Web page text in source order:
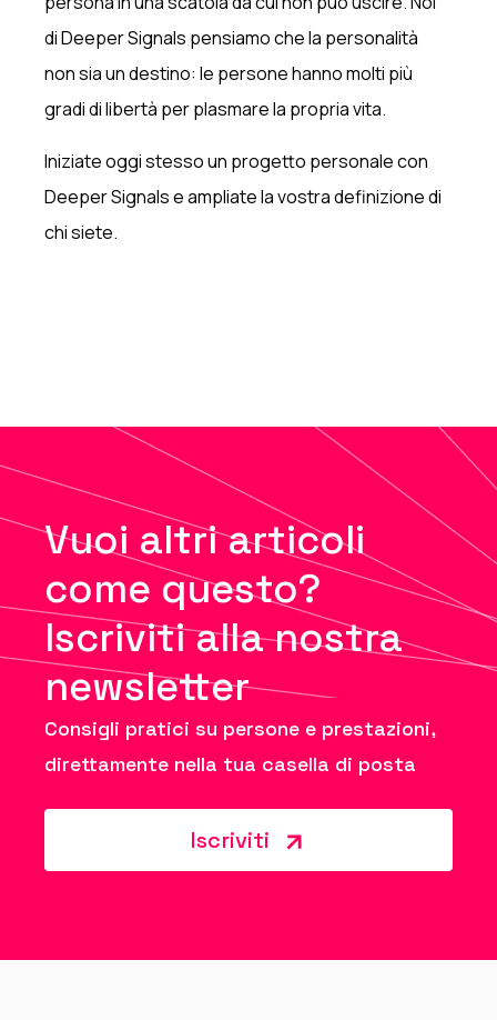
di Deeper Signals pensiamo che la personalità
non sia un destino: le persone hanno molti più
gradi di libertà per plasmare la propria vita.
Iniziate oggi stesso un progetto personale con
Deeper Signals e ampliate la vostra definizione di
chi siete.
Vuoi altri articoli
come questo?
Iscriviti alla nostra
newsletter
Consigli pratici su persone e prestazioni,
direttamente nella tua casella di posta
Iscriviti